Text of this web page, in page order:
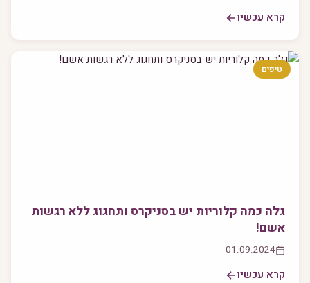
קרא עכשיו
טיפים
גלה כמה קלוריות יש בסניקרס ותחגוג ללא רגשות
אשם!
01.09.2024
קרא עכשיו